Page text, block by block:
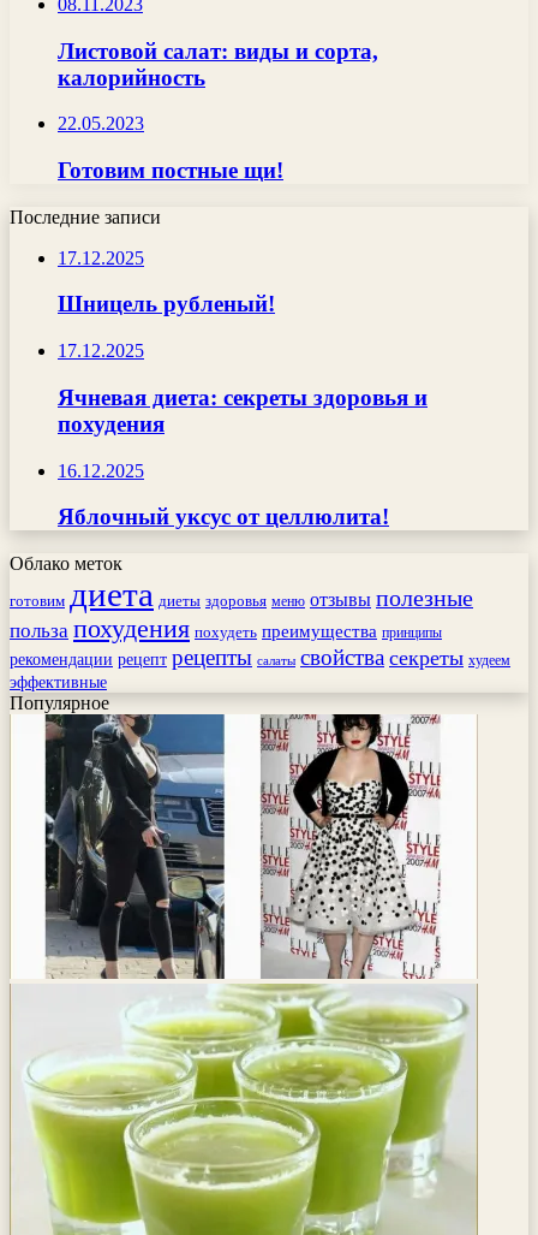
Листовой салат: виды и сорта,
калорийность
22.05.2023
Готовим постные щи!
Последние записи
17.12.2025
Шницель рубленый!
17.12.2025
Ячневая диета: секреты здоровья и
похудения
16.12.2025
Яблочный уксус от целлюлита!
Облако меток
готовим диета диеты здоровья меню отзывы полезные
польза похудения похудеть преимущества принципы
рекомендации рецепт рецепты салаты свойства секреты худеем
эффективные
Популярное